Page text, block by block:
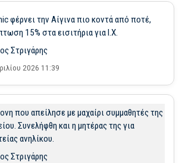
φέρνει την Αίγινα πιο κοντά από ποτέ,
15% στα εισιτήρια για Ι.Χ.
Στριγάρης
2026 11:39
που απείλησε με μαχαίρι συμμαθητές της
Συνελήφθη και η μητέρας της για
ανηλίκου.
Στριγάρης